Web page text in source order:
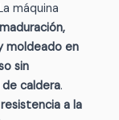
máquina
maduración,
moldeado en
sin
caldera.
a la